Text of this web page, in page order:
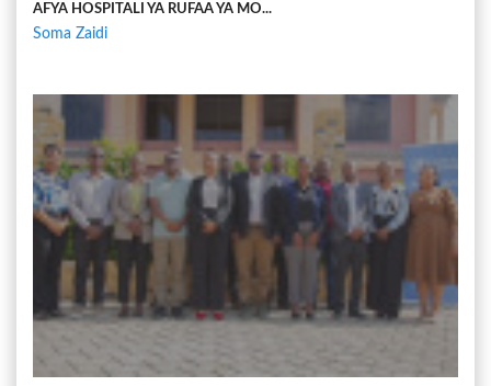
AFYA HOSPITALI YA RUFAA YA MO...
Soma Zaidi